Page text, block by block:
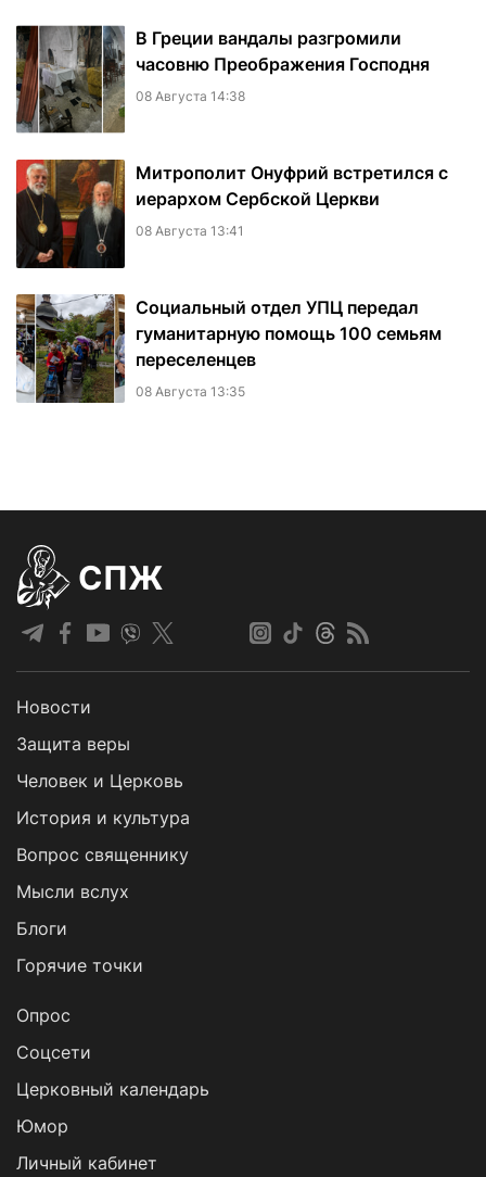
В Греции вандалы разгромили
часовню Преображения Господня
08 Августа 14:38
Митрополит Онуфрий встретился с
иерархом Сербской Церкви
08 Августа 13:41
Социальный отдел УПЦ передал
гуманитарную помощь 100 семьям
переселенцев
08 Августа 13:35
СПЖ
Новости
Защита веры
Человек и Церковь
История и культура
Вопрос священнику
Мысли вслух
Блоги
Горячие точки
Опрос
Cоцсети
Церковный календарь
Юмор
Личный кабинет